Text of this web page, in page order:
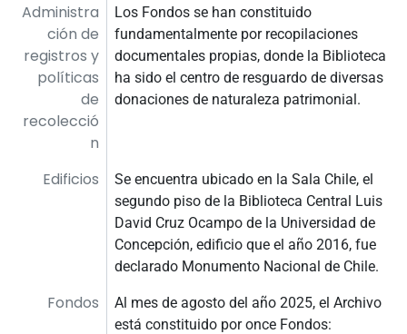
Administra
ción de
registros y
políticas
de
recolecció
n
Los Fondos se han constituido
fundamentalmente por recopilaciones
documentales propias, donde la Biblioteca
ha sido el centro de resguardo de diversas
donaciones de naturaleza patrimonial.
Edificios
Se encuentra ubicado en la Sala Chile, el
segundo piso de la Biblioteca Central Luis
David Cruz Ocampo de la Universidad de
Concepción, edificio que el año 2016, fue
declarado Monumento Nacional de Chile.
Fondos
Al mes de agosto del año 2025, el Archivo
está constituido por once Fondos: